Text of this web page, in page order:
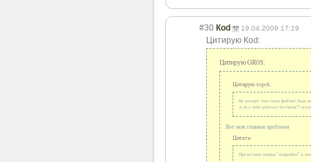
#30 Коd 19.04.2009 17:19
Цитирую Коd:
Цитирую GR0S:
Цитирую xopok:
Не находит там таких файлов( Надо
А он у тебя работает без багов?!
Вот моя главная проблема
Цитата:
При вставке кнопки "подробнее" в